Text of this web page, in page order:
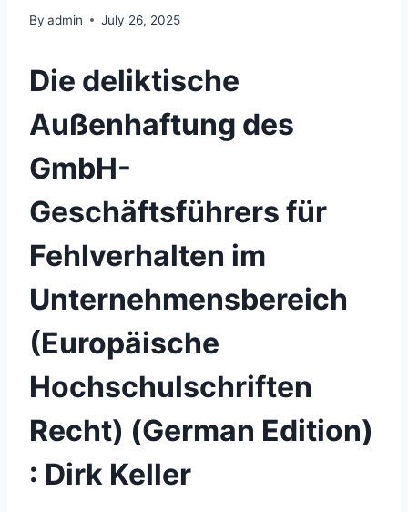
By admin July 26, 2025
Die deliktische
Außenhaftung des
GmbH-
Geschäftsführers für
Fehlverhalten im
Unternehmensbereich
(Europäische
Hochschulschriften
Recht) (German Edition)
: Dirk Keller